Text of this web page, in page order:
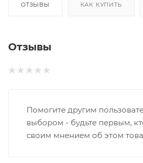
ОТЗЫВЫ КАК КУПИТЬ
Отзывы
Помогите другим
выбором - будьте первым,
своим мнением об этом